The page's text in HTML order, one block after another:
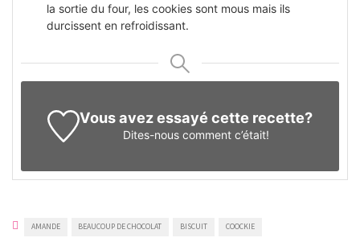
la sortie du four, les cookies sont mous mais ils
durcissent en refroidissant.
Vous avez essayé cette recette?
Dites-nous comment c’était!
AMANDE BEAUCOUP DE CHOCOLAT BISCUIT COOCKIE